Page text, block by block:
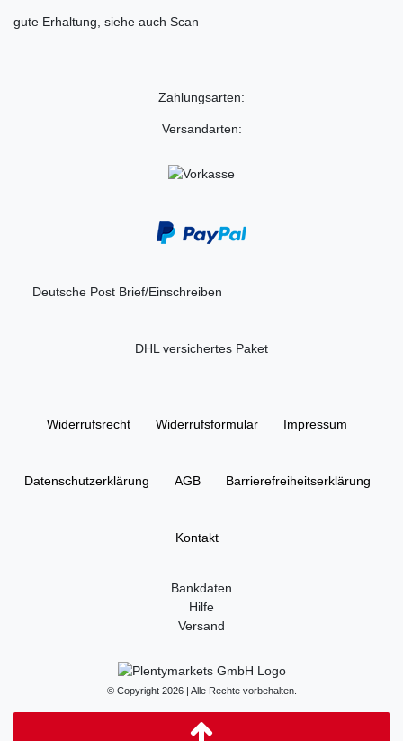
gute Erhaltung, siehe auch Scan
Zahlungsarten:
Versandarten:
Deutsche Post Brief/Einschreiben
DHL versichertes Paket
Widerrufs­recht Widerrufs­formular Impressum
Daten­schutz­erklärung AGB Barrierefreiheitserklärung
Kontakt
Bankdaten
Hilfe
Versand
© Copyright 2026 | Alle Rechte vorbehalten.